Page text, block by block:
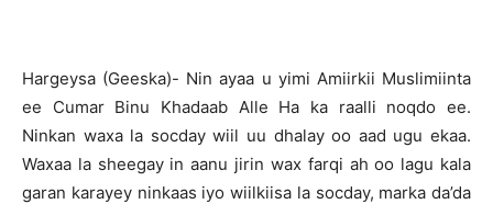
Hargeysa (Geeska)- Nin ayaa u yimi Amiirkii Muslimiinta
ee Cumar Binu Khadaab Alle Ha ka raalli noqdo ee.
Ninkan waxa la socday wiil uu dhalay oo aad ugu ekaa.
Waxaa la sheegay in aanu jirin wax farqi ah oo lagu kala
garan karayey ninkaas iyo wiilkiisa la socday, marka da’da